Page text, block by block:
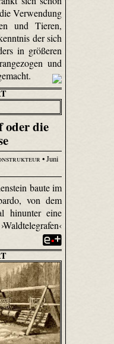
Verwendung
und Tieren,
der sich
in größeren
und
oder die
• Juni
baute im
von dem
hinunter eine